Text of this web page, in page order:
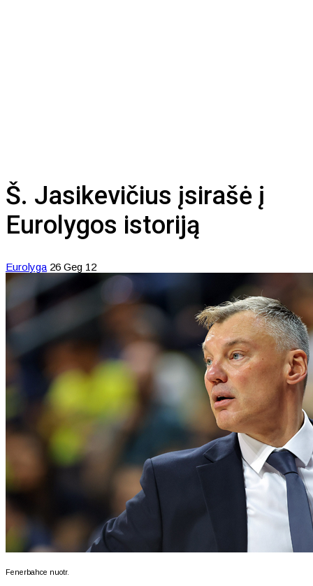
Š. Jasikevičius įsirašė į
Eurolygos istoriją
Eurolyga 26 Geg 12
Fenerbahce nuotr.